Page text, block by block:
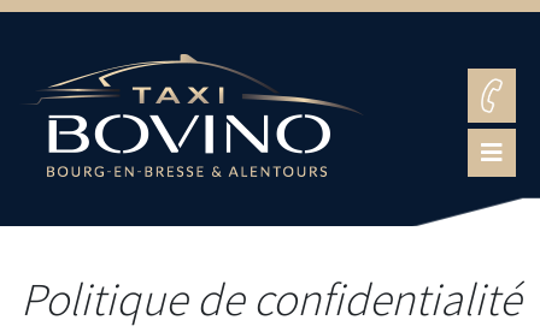
Politique de confidentialité